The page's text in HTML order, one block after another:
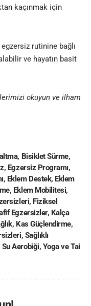
kaçınmak için
rutinine bağlı
ve hayatın basit
okuyun ve ilham
, Bisiklet Sürme,
, Egzersiz Programı,
, Eklem Destek, Eklem
, Eklem Mobilitesi,
, Fiziksel
Egzersizler, Kalça
, Kas Güçlendirme,
, Sağlıklı
Su Aerobiği, Yoga ve Tai